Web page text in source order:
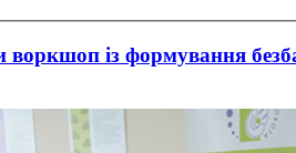
із формування